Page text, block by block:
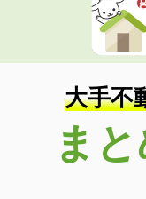
大手不
ま